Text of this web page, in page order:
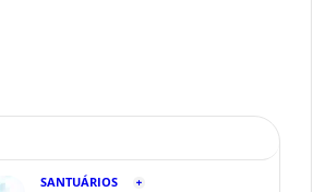
SANTUÁRIOS